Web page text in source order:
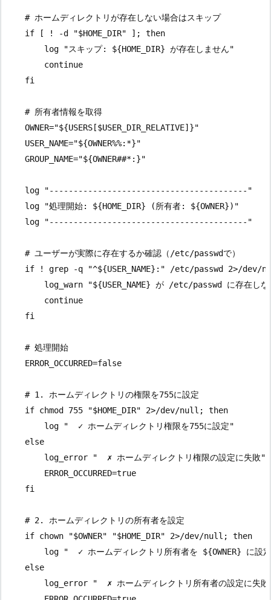
    # ホームディレクトリが存在しない場合はスキップ
    if [ ! -d "$HOME_DIR" ]; then
        log "スキップ: ${HOME_DIR} が存在しません"
        continue
    fi
    # 所有者情報を取得
    OWNER="${USERS[$USER_DIR_RELATIVE]}"
    USER_NAME="${OWNER%%:*}"
    GROUP_NAME="${OWNER##*:}"
    log "-----------------------------------------"
    log "処理開始: ${HOME_DIR} (所有者: ${OWNER})"
    log "-----------------------------------------"
    # ユーザーが実際に存在するか確認（/etc/passwdで）
if ! grep -q "^${USER_NAME}:" /etc/passwd 2>/dev/
log_warn "${USER_NAME} が /etc/passwd に存在しな
        continue
    fi
    # 処理開始
    ERROR_OCCURRED=false
    # 1. ホームディレクトリの権限を755に設定
    if chmod 755 "$HOME_DIR" 2>/dev/null; then
        log "  ✓ ホームディレクトリ権限を755に設定"
    else
        log_error "  ✗ ホームディレクトリ権限の設定に失敗"
        ERROR_OCCURRED=true
    fi
    # 2. ホームディレクトリの所有者を設定
    if chown "$OWNER" "$HOME_DIR" 2>/dev/null; then
log "  ✓ ホームディレクトリ所有者を ${OWNER} に設
    else
log_error "  ✗ ホームディレクトリ所有者の設定に失敗